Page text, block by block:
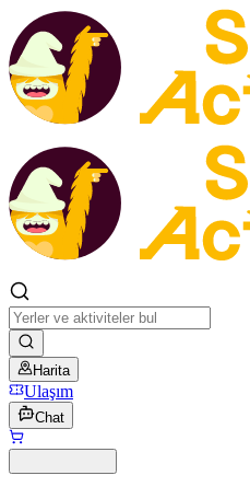
Harita
Ulaşım
Chat